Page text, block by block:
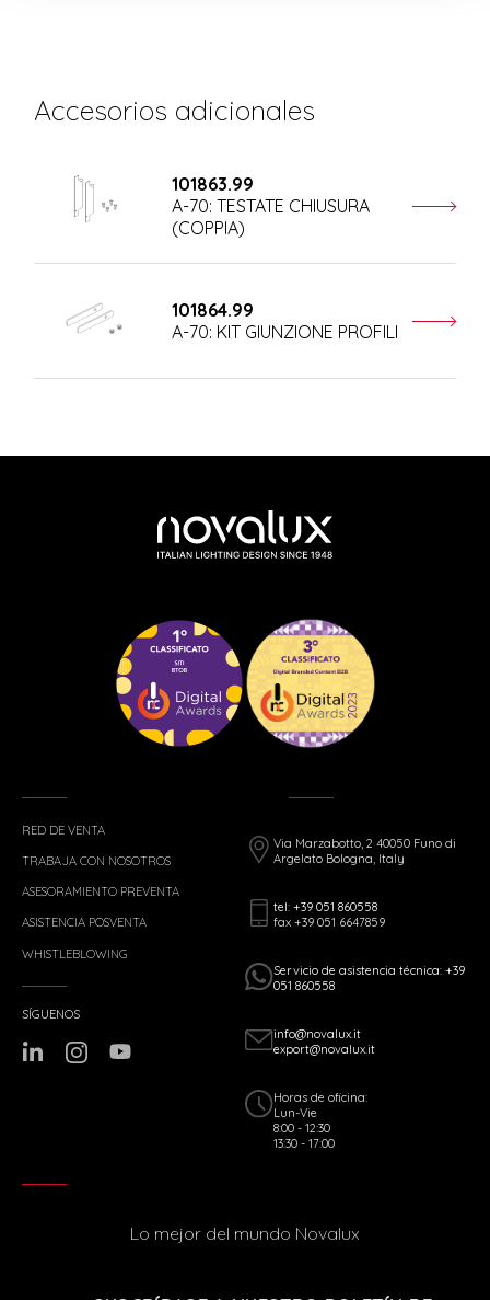
Accesorios adicionales
101863.99
A-70: TESTATE CHIUSURA
(COPPIA)
101864.99
A-70: KIT GIUNZIONE PROFILI
RED DE VENTA
TRABAJA CON NOSOTROS
ASESORAMIENTO PREVENTA
ASISTENCIA POSVENTA
WHISTLEBLOWING
Via Marzabotto, 2 40050 Funo di
Argelato Bologna, Italy
tel: +39 051 860558
fax +39 051 6647859
Servicio de asistencia técnica: +39
051 860558
info@novalux.it
export@novalux.it
Horas de oficina:
Lun-Vie
8:00 - 12:30
13:30 - 17:00
SÍGUENOS
Lo mejor del mundo Novalux